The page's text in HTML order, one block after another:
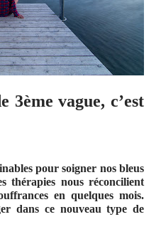
3ème vague, c’est
pour soigner nos bleus
thérapies nous réconcilient
en quelques mois.
dans ce nouveau type de